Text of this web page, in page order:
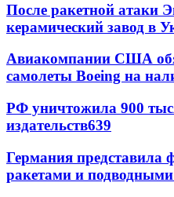
После ракетной атаки
керамический завод в
Авиакомпании США
самолеты Boeing на
РФ уничтожила 900
издательств639
Германия представила
ракетами и